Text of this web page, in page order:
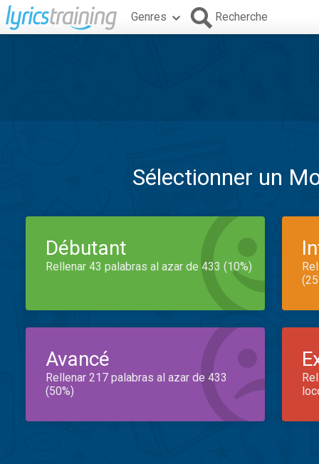
Genres Recherche
Sélectionner un
Débutant
Rellenar 43 palabras al azar de 433 (10%)
Avancé
Rellenar 217 palabras al azar de 433
(50%)